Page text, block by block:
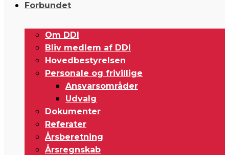
Forbundet
Om DDI
Bliv medlem af DDI
Hovedbestyrelsen
Personale og frivillige
Ansvarsområder
Udvalg
Dokumenter
Referater
Årsberetning
Årsregnskab